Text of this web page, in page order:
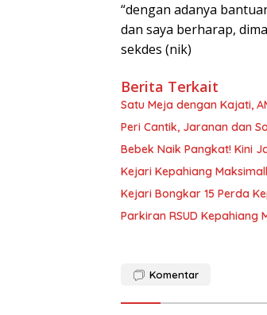
“dengan adanya
dan saya berharap,
sekdes (nik)
Berita Terkait
Satu Meja dengan Kajati,
Peri Cantik, Jaranan dan
Bebek Naik Pangkat! Kini
Kejari Kepahiang
Kejari Bongkar 15 Perda
Parkiran RSUD Kepahiang
Komentar